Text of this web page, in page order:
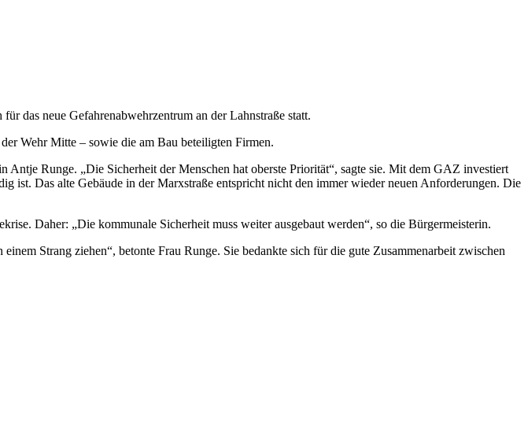
das neue Gefahrenabwehrzentrum an der Lahnstraße statt.
Wehr Mitte – sowie die am Bau beteiligten Firmen.
Antje Runge. „Die Sicherheit der Menschen hat oberste Priorität“, sagte sie. Mit dem GAZ investiert
ist. Das alte Gebäude in der Marxstraße entspricht nicht den immer wieder neuen Anforderungen. Die
Daher: „Die kommunale Sicherheit muss weiter ausgebaut werden“, so die Bürgermeisterin.
Strang ziehen“, betonte Frau Runge. Sie bedankte sich für die gute Zusammenarbeit zwischen